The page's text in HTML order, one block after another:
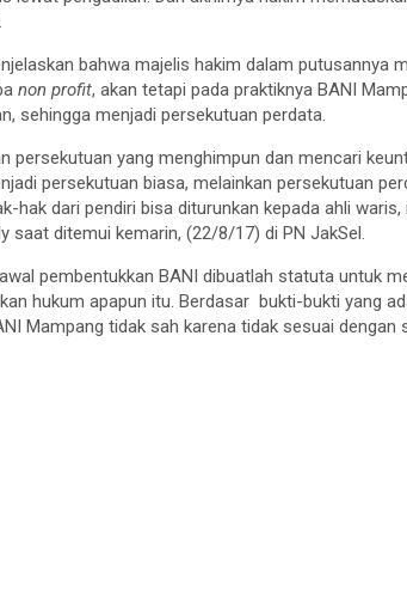
bahwa majelis hakim dalam putusannya
non profit, akan tetapi pada praktiknya BANI
sehingga menjadi persekutuan perdata.
persekutuan yang menghimpun dan mencari
persekutuan biasa, melainkan persekutuan
hak dari pendiri bisa diturunkan kepada ahli waris,
saat ditemui kemarin, (22/8/17) di PN JakSel.
pembentukkan BANI dibuatlah statuta untuk
hukum apapun itu. Berdasar bukti-bukti yang
Mampang tidak sah karena tidak sesuai dengan